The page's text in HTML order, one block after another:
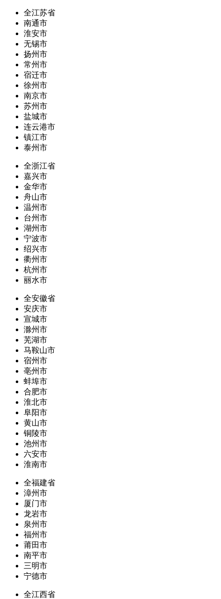
全江苏省
南通市
淮安市
无锡市
扬州市
常州市
宿迁市
徐州市
南京市
苏州市
盐城市
连云港市
镇江市
泰州市
全浙江省
嘉兴市
金华市
舟山市
温州市
台州市
湖州市
宁波市
绍兴市
衢州市
杭州市
丽水市
全安徽省
安庆市
宣城市
滁州市
芜湖市
马鞍山市
宿州市
亳州市
蚌埠市
合肥市
淮北市
阜阳市
黄山市
铜陵市
池州市
六安市
淮南市
全福建省
漳州市
厦门市
龙岩市
泉州市
福州市
莆田市
南平市
三明市
宁德市
全江西省